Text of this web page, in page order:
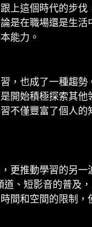
上這個時代的步伐
是在職場還是生活
能力。
，也成了一種趨勢
開始積極探索其他
不僅豐富了個人的
更推動學習的另一
道、短影音的普及
間和空間的限制，